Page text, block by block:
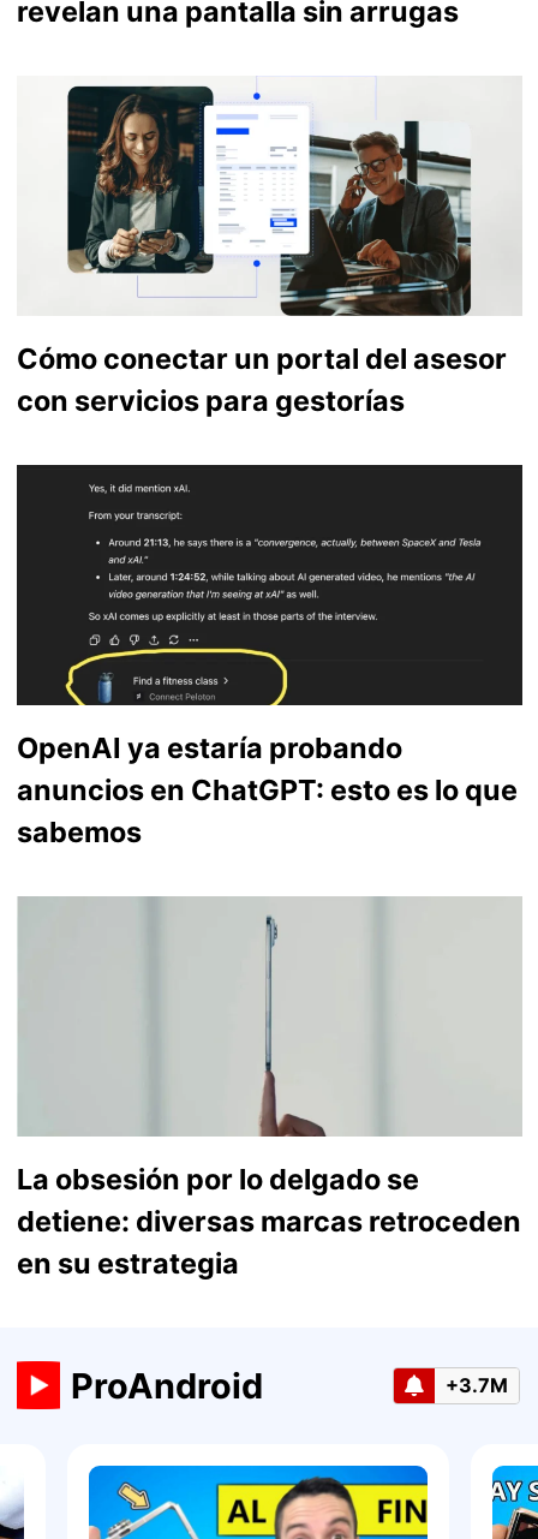
revelan una pantalla sin arrugas
Cómo conectar un portal del asesor
con servicios para gestorías
OpenAI ya estaría probando
anuncios en ChatGPT: esto es lo que
sabemos
La obsesión por lo delgado se
detiene: diversas marcas retroceden
en su estrategia
ProAndroid +3.7M